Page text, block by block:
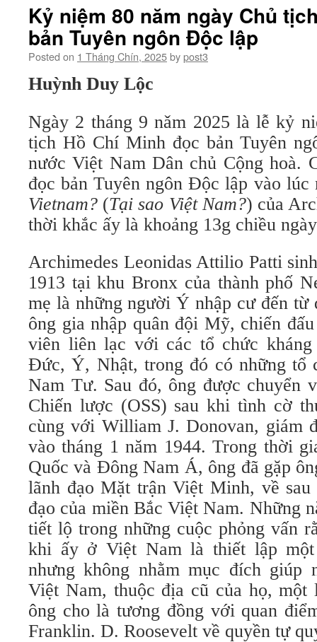
Kỷ niệm 80 năm ngày Chủ
bản Tuyên ngôn Độc lập
Posted on 1 Tháng Chín, 2025bypost3
Huỳnh Duy Lộc
Ngày 2 tháng 9 nǎm 2025 là lễ kỷ
tịch Hồ Chí Minh đọc bản Tuyên
nước Việt Nam Dân chủ Cộng hoà.
đọc bản Tuyên ngôn Độc lập vào
Vietnam? (Tại sao Việt Nam?) của
thời khắc ấy là khoảng 13g chiều
Archimedes Leonidas Attilio Patti
1913 tại khu Bronx của thành phố
mẹ là những người Ý nhập cư đến từ
ông gia nhập quân đội Mỹ, chiến
viên liên lạc với các tổ chức
Đức, Ý, Nhật, trong đó có những tổ
Nam Tư. Sau đó, ông được chuyển
Chiến lược (OSS) sau khi tình cờ
cùng với William J. Donovan, giám
vào tháng 1 năm 1944. Trong thời
Quốc và Đông Nam Á, ông đã gặp
lãnh đạo Mặt trận Việt Minh, về sau
đạo của miền Bắc Việt Nam. Những
tiết lộ trong những cuộc phỏng vấn
khi ấy ở Việt Nam là thiết lập
nhưng không nhằm mục đích giúp
Việt Nam, thuộc địa cũ của họ,
ông cho là tương đồng với quan
Franklin. D. Roosevelt về quyền tự